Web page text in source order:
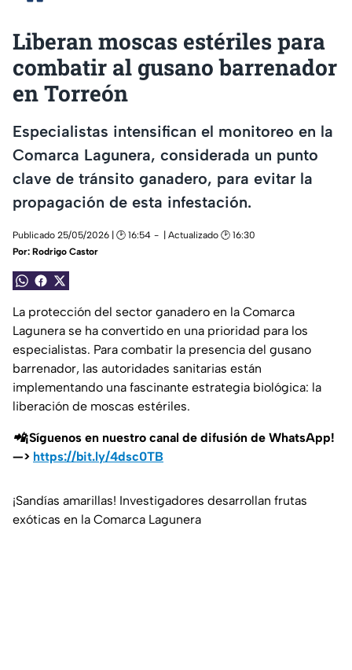
Liberan moscas estériles para
combatir al gusano barrenador
en Torreón
Especialistas intensifican el monitoreo en la
Comarca Lagunera, considerada un punto
clave de tránsito ganadero, para evitar la
propagación de esta infestación.
Publicado 25/05/2026 | 🕑 16:54
| Actualizado 🕑 16:30
Por: Rodrigo Castor
La protección del sector ganadero en la Comarca
Lagunera se ha convertido en una prioridad para los
especialistas. Para combatir la presencia del gusano
barrenador, las autoridades sanitarias están
implementando una fascinante estrategia biológica: la
liberación de moscas estériles.
📲¡Síguenos en nuestro canal de difusión de WhatsApp!
—> https://bit.ly/4dsc0TB
¡Sandías amarillas! Investigadores desarrollan frutas
exóticas en la Comarca Lagunera